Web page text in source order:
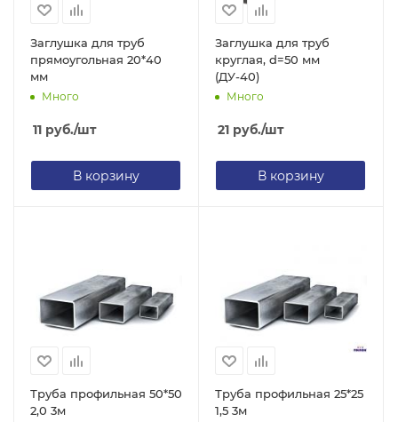
Заглушка для труб
прямоугольная 20*40
мм
Много
11 руб./шт
В корзину
Заглушка для труб
круглая, d=50 мм
(ДУ-40)
Много
21 руб./шт
В корзину
Труба профильная 50*50
2,0 3м
Труба профильная 25*25
1,5 3м